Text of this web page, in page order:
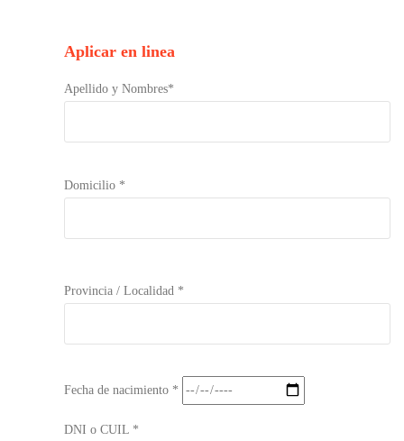
Aplicar en linea
Apellido y Nombres*
Domicilio *
Provincia / Localidad *
Fecha de nacimiento *
DNI o CUIL *